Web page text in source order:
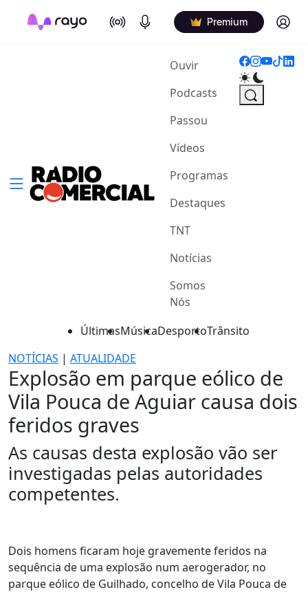
On Air Podcasts Premium Log in
Ouvir(current)
Podcasts
Passou
Vídeos
Programas
Destaques
TNT
Notícias
Somos
Nós
ÚltimasMúsicaDesportoTrânsito
NOTÍCIAS | ATUALIDADE
Explosão em parque eólico de
Vila Pouca de Aguiar causa dois
feridos graves
As causas desta explosão vão ser
investigadas pelas autoridades
competentes.
Dois homens ficaram hoje gravemente feridos na
sequência de uma explosão num aerogerador, no
parque eólico de Guilhado, concelho de Vila Pouca de